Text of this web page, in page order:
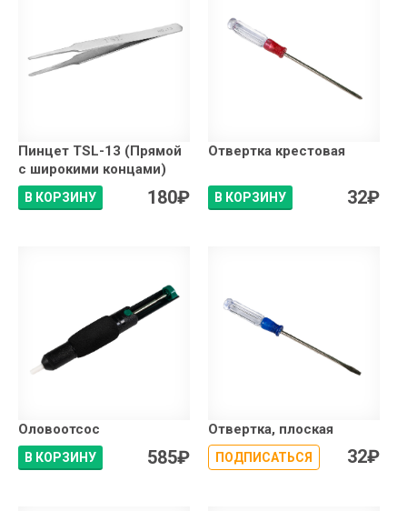
Пинцет TSL-13 (Прямой
с широкими концами)
В КОРЗИНУ 180₽
Отвертка крестовая
В КОРЗИНУ 32₽
Оловоотсос
В КОРЗИНУ 585₽
Отвертка, плоская
ПОДПИСАТЬСЯ 32₽